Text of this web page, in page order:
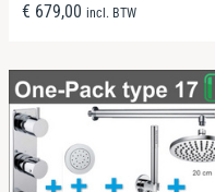
€ 679,00 incl. BTW